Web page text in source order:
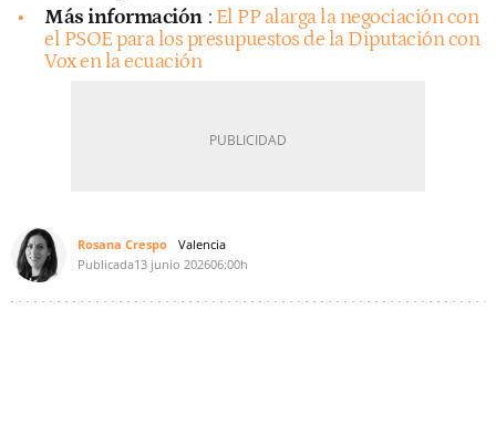
Más información : El PP alarga la negociación con
el PSOE para los presupuestos de la Diputación con
Vox en la ecuación
Rosana Crespo
Valencia
Publicada13 junio 202606:00h